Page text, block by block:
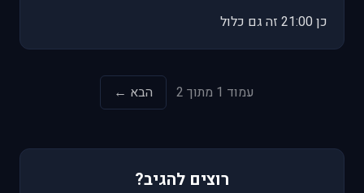
כן 21:00 זה גם כלול
עמוד 1 מתוך 2 הבא ←
רוצים להגיב?